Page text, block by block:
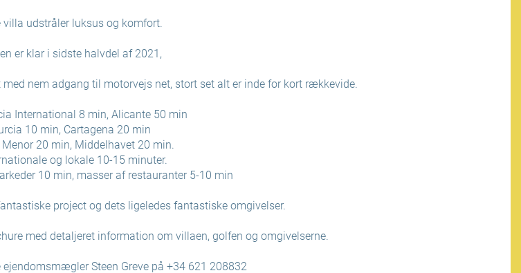
villa udstråler luksus og komfort.
er klar i sidste halvdel af 2021,
nem adgang til motorvejs net, stort set alt er inde for kort rækkevide.
International 8 min, Alicante 50 min
10 min, Cartagena 20 min
Menor 20 min, Middelhavet 20 min.
og lokale 10-15 minuter.
10 min, masser af restauranter 5-10 min
project og dets ligeledes fantastiske omgivelser.
med detaljeret information om villaen, golfen og omgivelserne.
Steen Greve på +34 621 208832